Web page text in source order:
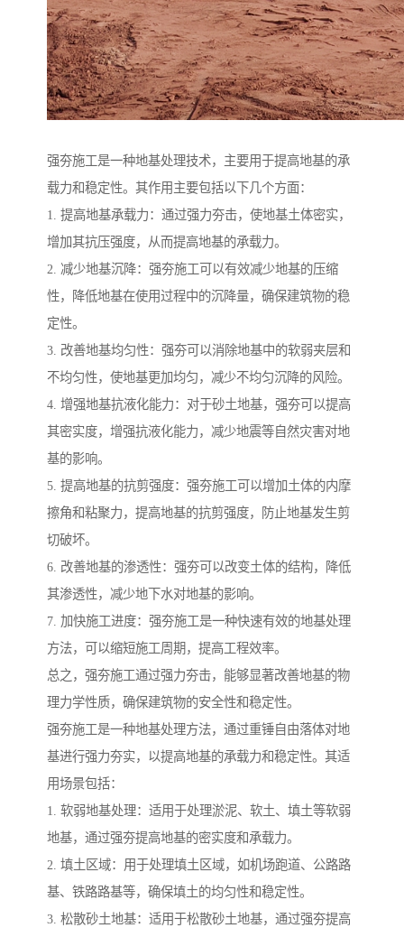
强夯施工是一种地基处理技术，主要用于提高地基的承
载力和稳定性。其作用主要包括以下几个方面：
1. 提高地基承载力：通过强力夯击，使地基土体密实，
增加其抗压强度，从而提高地基的承载力。
2. 减少地基沉降：强夯施工可以有效减少地基的压缩
性，降低地基在使用过程中的沉降量，确保建筑物的稳
定性。
3. 改善地基均匀性：强夯可以消除地基中的软弱夹层和
不均匀性，使地基更加均匀，减少不均匀沉降的风险。
4. 增强地基抗液化能力：对于砂土地基，强夯可以提高
其密实度，增强抗液化能力，减少地震等自然灾害对地
基的影响。
5. 提高地基的抗剪强度：强夯施工可以增加土体的内摩
擦角和粘聚力，提高地基的抗剪强度，防止地基发生剪
切破坏。
6. 改善地基的渗透性：强夯可以改变土体的结构，降低
其渗透性，减少地下水对地基的影响。
7. 加快施工进度：强夯施工是一种快速有效的地基处理
方法，可以缩短施工周期，提高工程效率。
总之，强夯施工通过强力夯击，能够显著改善地基的物
理力学性质，确保建筑物的安全性和稳定性。
强夯施工是一种地基处理方法，通过重锤自由落体对地
基进行强力夯实，以提高地基的承载力和稳定性。其适
用场景包括：
1. 软弱地基处理：适用于处理淤泥、软土、填土等软弱
地基，通过强夯提高地基的密实度和承载力。
2. 填土区域：用于处理填土区域，如机场跑道、公路路
基、铁路路基等，确保填土的均匀性和稳定性。
3. 松散砂土地基：适用于松散砂土地基，通过强夯提高